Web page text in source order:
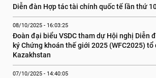
Diễn đàn Hợp tác tài chính quốc tế lần thứ
08/10/2025 - 16:03:25
Đoàn đại biểu VSDC tham dự Hội nghị Diễn
ký Chứng khoán thế giới 2025 (WFC2025)
Kazakhstan
07/10/2025 - 14:40:05